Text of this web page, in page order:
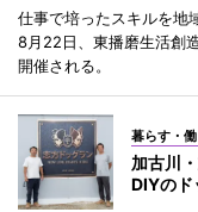
仕事で培ったスキルを地
8月22日、東播磨生活創
開催される。
暮らす・働
加古川
DIYのド